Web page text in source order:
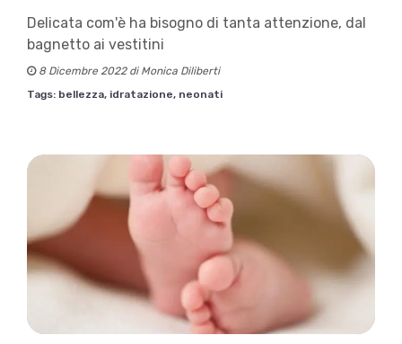
Delicata com'è ha bisogno di tanta attenzione, dal
bagnetto ai vestitini
8 Dicembre 2022 di Monica Diliberti
Tags: bellezza, idratazione, neonati